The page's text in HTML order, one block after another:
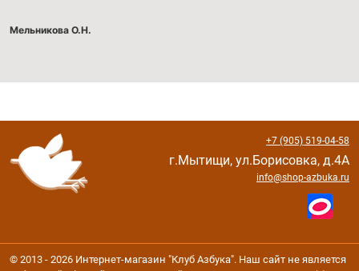
Мельникова О.Н.
+7 (905) 519-04-58
г.Мытищи, ул.Борисовка, д.4А
info@shop-azbuka.ru
© 2013 - 2026 Интернет-магазин "Клуб Азбука". Наш сайт не является